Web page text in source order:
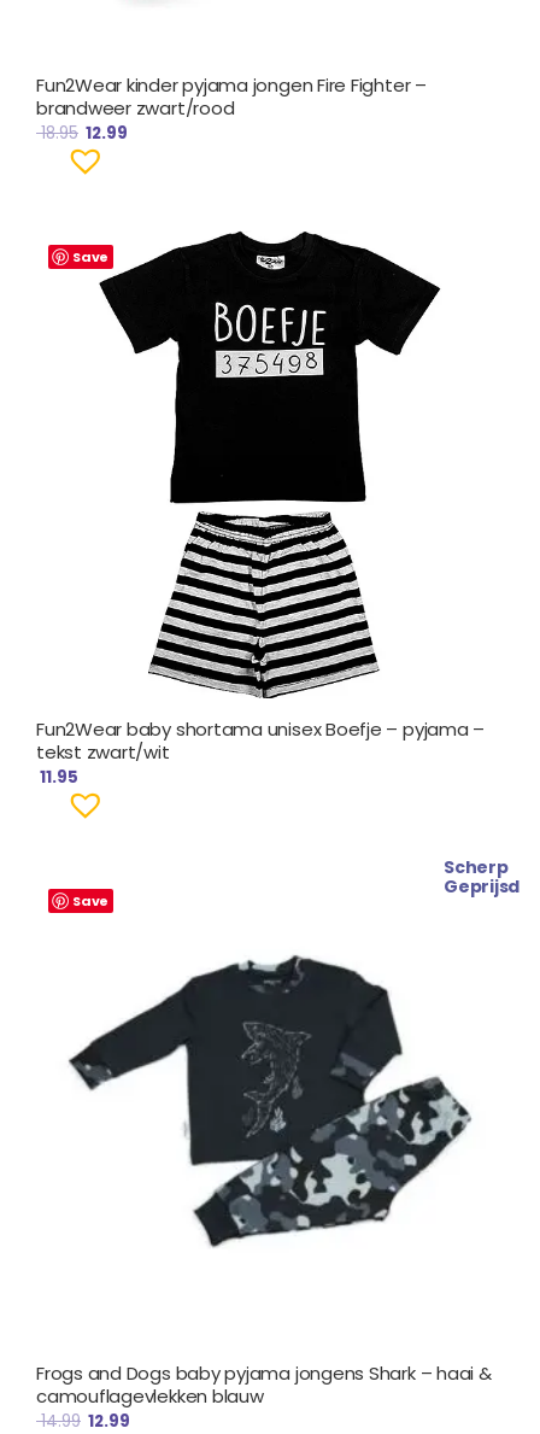
Fun2Wear kinder pyjama jongen Fire Fighter –
brandweer zwart/rood
18.95 12.99
Save
Fun2Wear baby shortama unisex Boefje – pyjama –
tekst zwart/wit
11.95
Save
Scherp
Geprijsd
Frogs and Dogs baby pyjama jongens Shark – haai &
camouflagevlekken blauw
14.99
prijs
was:
12.99